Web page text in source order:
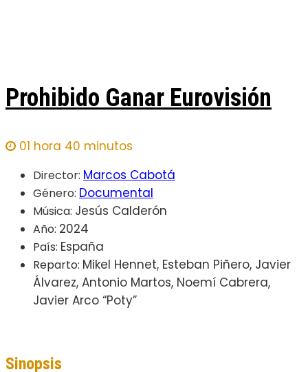
Prohibido Ganar Eurovisión
01 hora 40 minutos
Director: Marcos Cabotá
Género: Documental
Música: Jesús Calderón
Año: 2024
País: España
Reparto: Mikel Hennet, Esteban Piñero, Javier
Álvarez, Antonio Martos, Noemí Cabrera,
Javier Arco “Poty”
Sinopsis